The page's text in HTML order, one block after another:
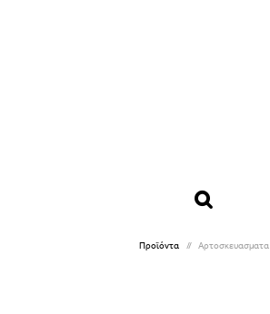
Προϊόντα Αρτοσκευασματα